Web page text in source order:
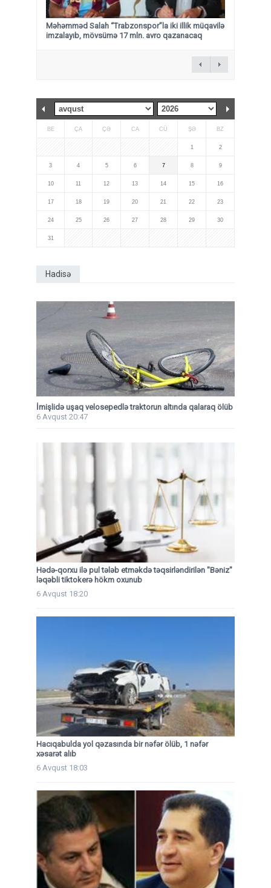
Məhəmməd Salah “Trabzonspor”la iki illik müqavilə
imzalayıb, mövsümə 17 mln. avro qazanacaq
BE ÇA ÇƏ CA CÜ ŞƏ BZ
1 2
3 4 5 6 7 8 9
10 11 12 13 14 15 16
17 18 19 20 21 22 23
24 25 26 27 28 29 30
31
Hadisə
İmişlidə uşaq velosepedlə traktorun altında qalaraq ölüb
6 Avqust 20:47
Hədə-qorxu ilə pul tələb etməkdə təqsirləndirilən "Bəniz"
ləqəbli tiktokerə hökm oxunub
6 Avqust 18:20
Hacıqabulda yol qəzasında bir nəfər ölüb, 1 nəfər
xəsarət alıb
6 Avqust 18:03